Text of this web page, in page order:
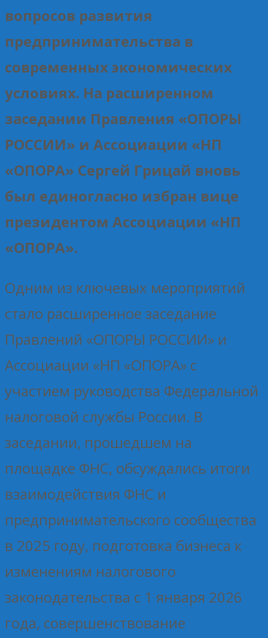
вопросов развития
предпринимательства в
современных экономических
условиях. На расширенном
заседании Правления «ОПОРЫ
РОССИИ» и Ассоциации «НП
«ОПОРА» Сергей Грицай вновь
был единогласно избран вице
президентом Ассоциации «НП
«ОПОРА».
Одним из ключевых мероприятий
стало расширенное заседание
Правлений «ОПОРЫ РОССИИ» и
Ассоциации «НП «ОПОРА» с
участием руководства Федеральной
налоговой службы России. В
заседании, прошедшем на
площадке ФНС, обсуждались итоги
взаимодействия ФНС и
предпринимательского сообщества
в 2025 году, подготовка бизнеса к
изменениям налогового
законодательства с 1 января 2026
года, совершенствование